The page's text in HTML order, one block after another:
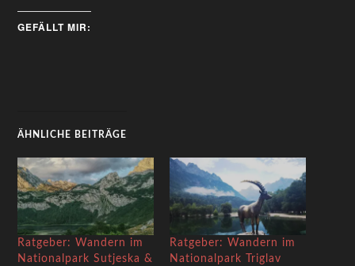
GEFÄLLT MIR:
ÄHNLICHE BEITRÄGE
Ratgeber: Wandern im
Nationalpark Sutjeska &
Ratgeber: Wandern im
Nationalpark Triglav